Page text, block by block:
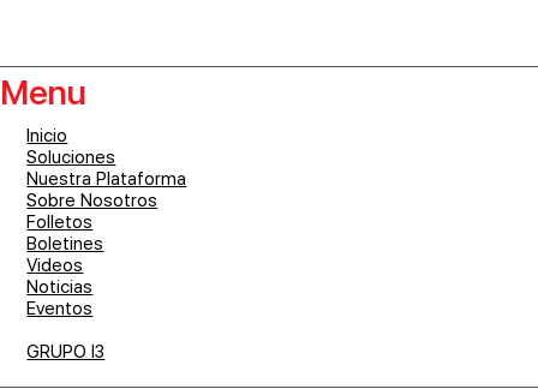
Menu
Inicio
Soluciones
Nuestra Plataforma
Sobre Nosotros
Folletos
Boletines
Videos
Noticias
Eventos
GRUPO I3